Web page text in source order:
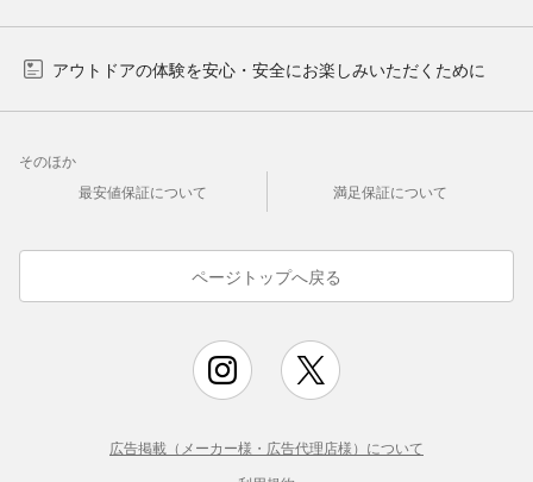
アウトドアの体験を安心・安全にお楽しみいただくために
そのほか
最安値保証について
満足保証について
ページトップへ戻る
広告掲載（メーカー様・広告代理店様）について